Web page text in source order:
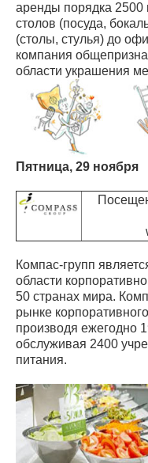
аренды порядка 2500
столов (посуда,
(столы, стулья) до
компания
области украшения
Пятница, 29 ноября
Компас-групп
области
50 странах мира.
рынке
производя ежегодно
обслуживая 2400
питания.